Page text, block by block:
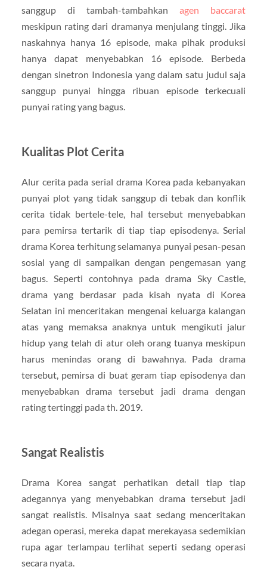
sanggup di tambah-tambahkanagen baccarat
meskipun rating dari dramanya menjulang tinggi. Jika
naskahnya hanya 16 episode, maka pihak produksi
hanya dapat menyebabkan 16 episode. Berbeda
dengan sinetron Indonesia yang dalam satu judul saja
sanggup punyai hingga ribuan episode terkecuali
punyai rating yang bagus.
Kualitas Plot Cerita
Alur cerita pada serial drama Korea pada kebanyakan
punyai plot yang tidak sanggup di tebak dan konflik
cerita tidak bertele-tele, hal tersebut menyebabkan
para pemirsa tertarik di tiap tiap episodenya. Serial
drama Korea terhitung selamanya punyai pesan-pesan
sosial yang di sampaikan dengan pengemasan yang
bagus. Seperti contohnya pada drama Sky Castle,
drama yang berdasar pada kisah nyata di Korea
Selatan ini menceritakan mengenai keluarga kalangan
atas yang memaksa anaknya untuk mengikuti jalur
hidup yang telah di atur oleh orang tuanya meskipun
harus menindas orang di bawahnya. Pada drama
tersebut, pemirsa di buat geram tiap episodenya dan
menyebabkan drama tersebut jadi drama dengan
rating tertinggi pada th. 2019.
Sangat Realistis
Drama Korea sangat perhatikan detail tiap tiap
adegannya yang menyebabkan drama tersebut jadi
sangat realistis. Misalnya saat sedang menceritakan
adegan operasi, mereka dapat merekayasa sedemikian
rupa agar terlampau terlihat seperti sedang operasi
secara nyata.